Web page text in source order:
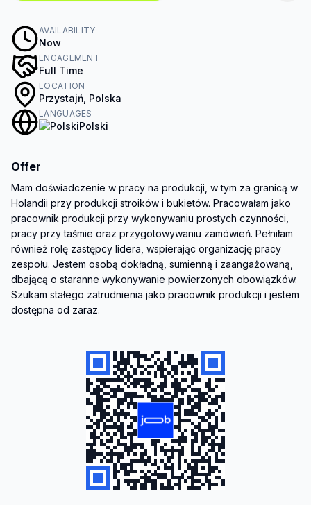
AVAILABILITY
Now
ENGAGEMENT
Full Time
LOCATION
Przystajń, Polska
LANGUAGES
Polski
Offer
Mam doświadczenie w pracy na produkcji, w tym za granicą w
Holandii przy produkcji stroików i bukietów. Pracowałam jako
pracownik produkcji przy wykonywaniu prostych czynności,
pracy przy taśmie oraz przygotowywaniu zamówień. Pełniłam
również rolę zastępcy lidera, wspierając organizację pracy
zespołu. Jestem osobą dokładną, sumienną i zaangażowaną,
dbającą o staranne wykonywanie powierzonych obowiązków.
Szukam stałego zatrudnienia jako pracownik produkcji i jestem
dostępna od zaraz.